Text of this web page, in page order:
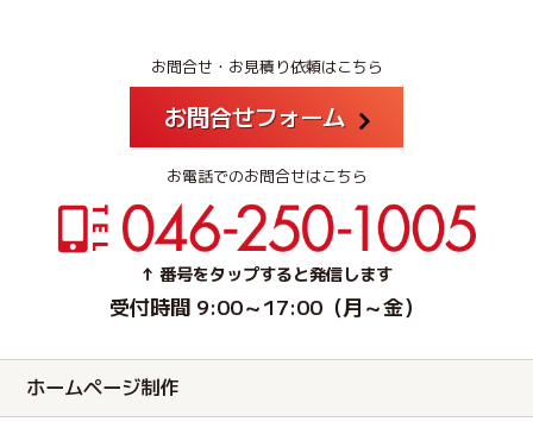
お問合せ・お見積り依頼はこちら
お問合せフォーム
お電話でのお問合せはこちら
↑ 番号をタップすると発信します
受付時間 9:00～17:00（月～金）
ホームページ制作